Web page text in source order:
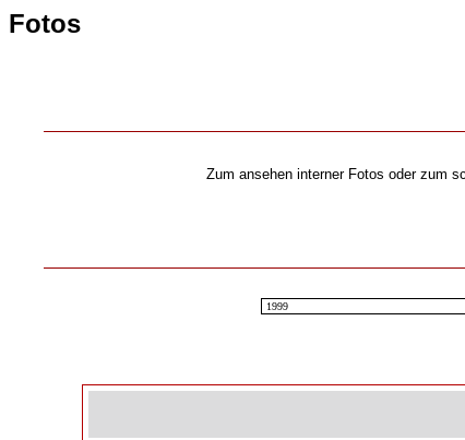
Fotos
Zum ansehen interner Fotos oder zum